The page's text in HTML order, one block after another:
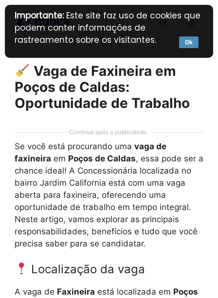
Pular
para
conteúdo
Vaga de Faxineira em
Poços de Caldas:
Oportunidade de Trabalho
Continua após a publicidade..
Se você está procurando uma vaga de
faxineira em Poços de Caldas, essa pode ser a
chance ideal! A Concessionária localizada no
bairro Jardim California está com uma vaga
aberta para faxineira, oferecendo uma
oportunidade de trabalho em tempo integral.
Neste artigo, vamos explorar as principais
responsabilidades, benefícios e tudo que você
precisa saber para se candidatar.
Localização da vaga
A vaga de Faxineira está localizada em Poços
Importante:Este site faz uso de cookies que
podem conter informações de
rastreamento sobre os visitantes.
Ok